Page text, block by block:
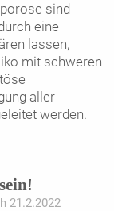
sind
eine
lassen,
mit schweren
aller
werden.
21.2.2022